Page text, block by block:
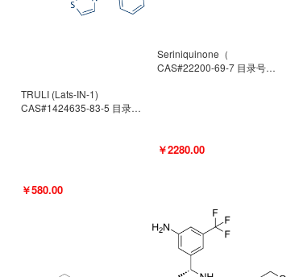
TRULI (Lats-IN-1)
CAS#1424635-83-5 目录号
￥580.00
Seriniquinone（
CAS#22200-69-7 目录号
￥2280.00